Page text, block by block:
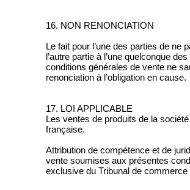
16. NON RENONCIATION
Le fait pour l’une des parties de ne
l’autre partie à l’une quelconque
conditions générales de vente ne
renonciation à l’obligation en cause.
17. LOI APPLICABLE
Les ventes de produits de la
française.
Attribution de compétence et de
vente soumises aux présentes
exclusive du Tribunal de